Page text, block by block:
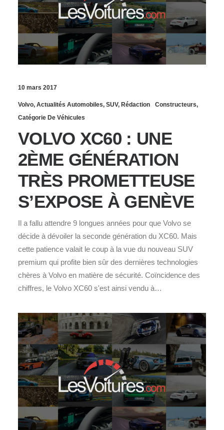
10 mars 2017
Volvo, Actualités Automobiles, SUV, Rédaction Constructeurs,
Catégorie De Véhicules
VOLVO XC60 : UNE
2ÈME GÉNÉRATION
TRÈS PROMETTEUSE
S’EXPOSE À GENÈVE
Il a fallu attendre 9 longues années pour que Volvo se
décide à dévoiler la seconde génération du XC60. Mais
cette patience valait le coup à la vue du nouveau SUV
premium qui profite bien sûr des dernières technologies
chères à Volvo en matière de sécurité. Coïncidence des
chiffres, le Volvo XC60 s'est ainsi vendu à…